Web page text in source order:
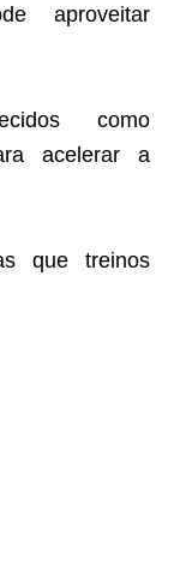
aproveitar
como
acelerar a
que treinos